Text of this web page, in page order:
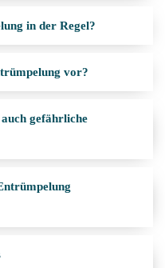
in der Regel?
vor?
gefährliche